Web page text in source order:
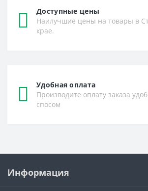
Доступные цены
Наилучшие цены на товары в
крае.
Удобная оплата
Производите оплату заказа
спосом
Информация